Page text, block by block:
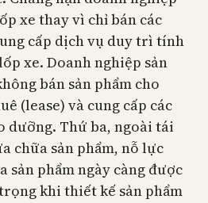
xe thay vì chỉ bán các
cấp dịch vụ duy trì tính
xe. Doanh nghiệp sản
bán sản phẩm cho
(lease) và cung cấp các
dưỡng. Thứ ba, ngoài tái
chữa sản phẩm, nỗ lực
sản phẩm ngày càng được
khi thiết kế sản phẩm